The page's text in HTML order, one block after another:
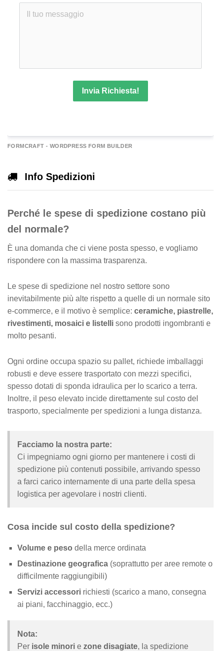
Invia Richiesta!
n
a
FORMCRAFT - WORDPRESS FORM BUILDER
Info Spedizioni
Perché le spese di spedizione costano più
del normale?
È una domanda che ci viene posta spesso, e vogliamo
rispondere con la massima trasparenza.
Le spese di spedizione nel nostro settore sono
inevitabilmente più alte rispetto a quelle di un normale sito
e-commerce, e il motivo è semplice: ceramiche, piastrelle,
rivestimenti, mosaici e listelli sono prodotti ingombranti e
molto pesanti.
Ogni ordine occupa spazio su pallet, richiede imballaggi
robusti e deve essere trasportato con mezzi specifici,
spesso dotati di sponda idraulica per lo scarico a terra.
Inoltre, il peso elevato incide direttamente sul costo del
trasporto, specialmente per spedizioni a lunga distanza.
Facciamo la nostra parte:
Ci impegniamo ogni giorno per mantenere i costi di
spedizione più contenuti possibile, arrivando spesso
a farci carico internamente di una parte della spesa
logistica per agevolare i nostri clienti.
Cosa incide sul costo della spedizione?
Volume e peso della merce ordinata
Destinazione geografica (soprattutto per aree remote o
difficilmente raggiungibili)
Servizi accessori richiesti (scarico a mano, consegna
ai piani, facchinaggio, ecc.)
Nota:
Per isole minori e zone disagiate, la spedizione